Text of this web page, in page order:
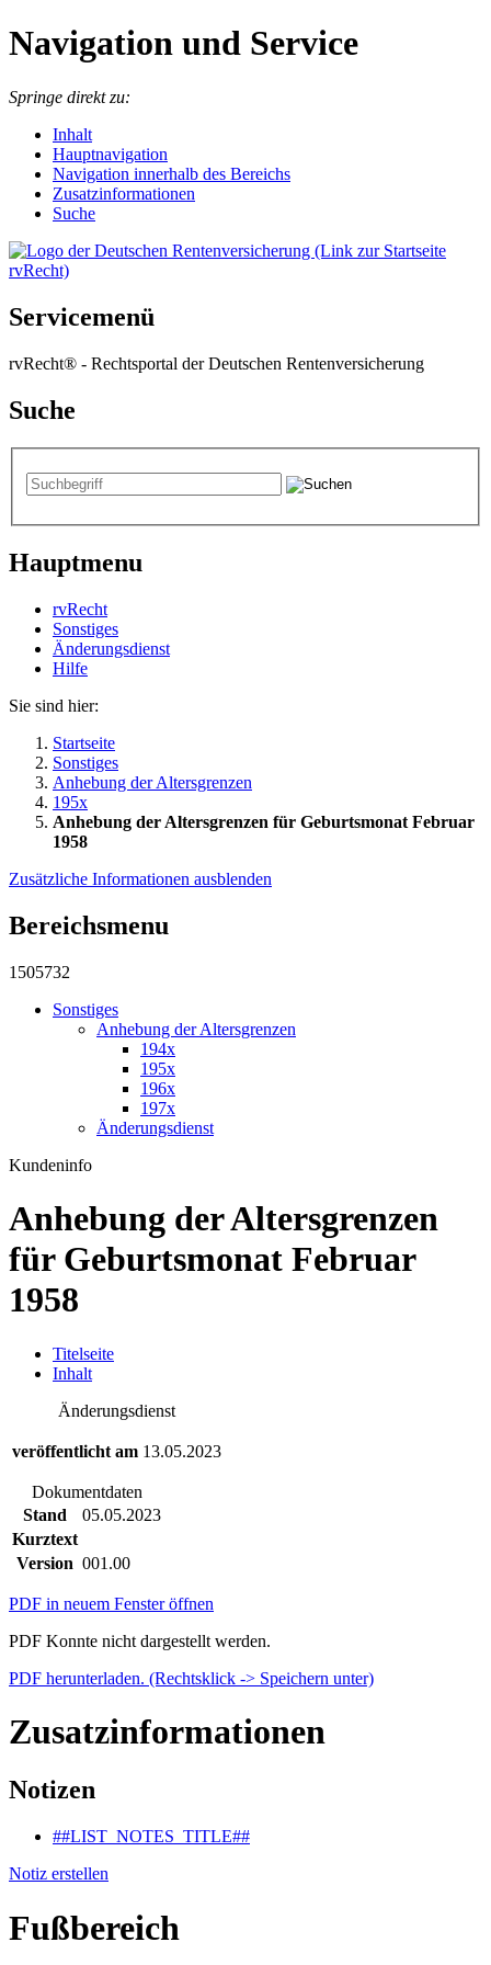
Navigation und Service
Springe direkt zu:
Inhalt
Hauptnavigation
Navigation innerhalb des Bereichs
Zusatzinformationen
Suche
Servicemenü
rvRecht® - Rechtsportal der Deutschen Rentenversicherung
Suche
Hauptmenu
rvRecht
Sonstiges
Änderungsdienst
Hil­fe
Sie sind hier:
Startseite
Sonstiges
Anhebung der Altersgrenzen
195x
Anhebung der Altersgrenzen für Geburtsmonat Februar
1958
Zusätzliche Informationen ausblenden
Bereichsmenu
1505732
Sonstiges
Anhebung der Altersgrenzen
194x
195x
196x
197x
Änderungsdienst
Kundeninfo
Anhebung der Altersgrenzen
für Geburtsmonat Februar
1958
Titelseite
Inhalt
Änderungsdienst
veröffentlicht am 13.05.2023
Dokumentdaten
Stand
05.05.2023
Kurztext
Version 001.00
PDF in neuem Fenster öffnen
PDF Konnte nicht dargestellt werden.
PDF herunterladen. (Rechtsklick -> Speichern unter)
Zusatzinformationen
Notizen
##LIST_NOTES_TITLE##
Notiz erstellen
Fußbereich